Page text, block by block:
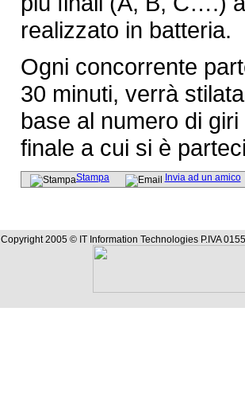
realizzato in batteria.
Ogni concorrente
30 minuti, verrà
base al numero di
finale a cui si è
Stampa Invia ad un amico
Copyright 2005 © IT Information Technologies P.IVA